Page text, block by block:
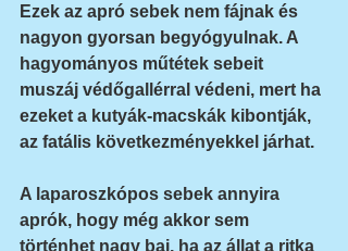
Ezek az apró sebek nem fájnak és
nagyon gyorsan begyógyulnak. A
hagyományos műtétek sebeit
muszáj védőgallérral védeni, mert ha
ezeket a kutyák-macskák kibontják,
az fatális következményekkel járhat.
A laparoszkópos sebek annyira
aprók, hogy még akkor sem
történhet nagy baj, ha az állat a ritka